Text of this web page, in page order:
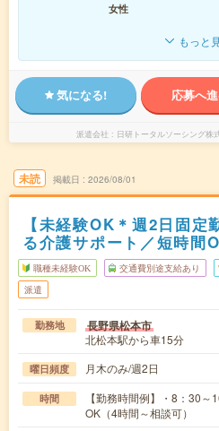
女性
もっと
気になる! 応募へ
派遣会社 日研トータルソーシング
未読 掲載日 2026/08/01
【未経験OK＊週2日固定
る介護サポート／短時間
職種未経験OK 交通費別途支給あり
派遣
勤務地 長野県松本市
北松本駅から車15分
曜日頻度 月木のみ/週2日
時間
【勤務時間例】・8：30
OK（4時間～相談可）